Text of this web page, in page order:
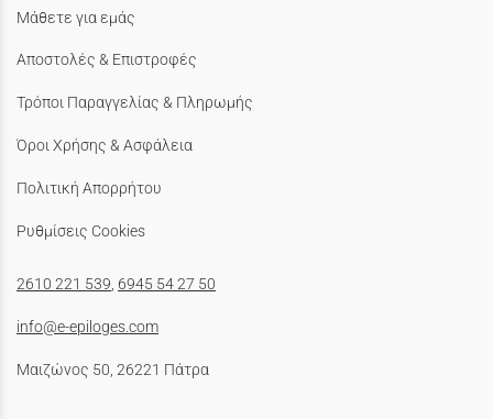
Μάθετε για εμάς
Αποστολές & Επιστροφές
Τρόποι Παραγγελίας & Πληρωμής
Όροι Χρήσης & Ασφάλεια
Πολιτική Απορρήτου
Ρυθμίσεις Cookies
2610 221 539, 6945 54 27 50
info@e-epiloges.com
Μαιζώνος 50, 26221 Πάτρα